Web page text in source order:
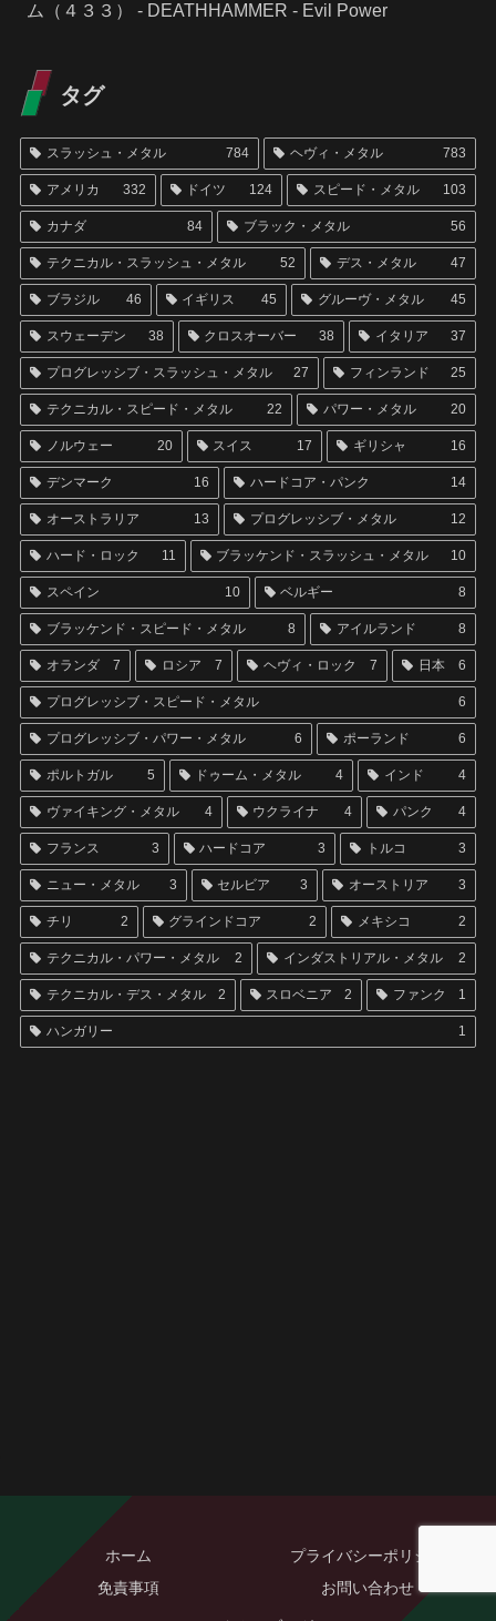
ム（４３３） - DEATHHAMMER - Evil Power
タグ
スラッシュ・メタル 784 ヘヴィ・メタル 783
アメリカ 332 ドイツ 124 スピード・メタル 103
カナダ 84 ブラック・メタル 56
テクニカル・スラッシュ・メタル 52 デス・メタル 47
ブラジル 46 イギリス 45 グルーヴ・メタル 45
スウェーデン 38 クロスオーバー 38 イタリア 37
プログレッシブ・スラッシュ・メタル 27 フィンランド 25
テクニカル・スピード・メタル 22 パワー・メタル 20
ノルウェー 20 スイス 17 ギリシャ 16
デンマーク 16 ハードコア・パンク 14
オーストラリア 13 プログレッシブ・メタル 12
ハード・ロック 11 ブラッケンド・スラッシュ・メタル 10
スペイン 10 ベルギー 8
ブラッケンド・スピード・メタル 8 アイルランド 8
オランダ 7 ロシア 7 ヘヴィ・ロック 7 日本 6
プログレッシブ・スピード・メタル 6
プログレッシブ・パワー・メタル 6 ポーランド 6
ポルトガル 5 ドゥーム・メタル 4 インド 4
ヴァイキング・メタル 4 ウクライナ 4 パンク 4
フランス 3 ハードコア 3 トルコ 3
ニュー・メタル 3 セルビア 3 オーストリア 3
チリ 2 グラインドコア 2 メキシコ 2
テクニカル・パワー・メタル 2 インダストリアル・メタル 2
テクニカル・デス・メタル 2 スロベニア 2 ファンク 1
ハンガリー 1
ホーム
プライバシーポリシー
免責事項
お問い合わせ